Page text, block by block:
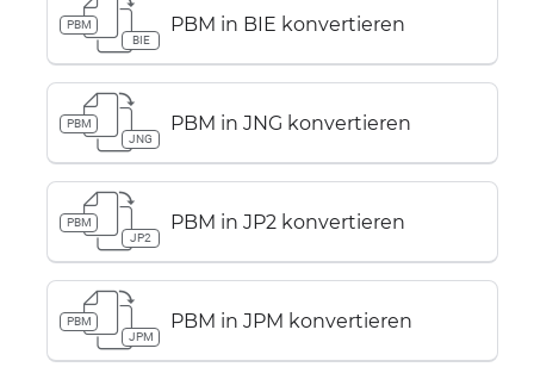
PBM
BIE
PBM in BIE konvertieren
PBM
JNG
PBM in JNG konvertieren
PBM
JP2
PBM in JP2 konvertieren
PBM
JPM
PBM in JPM konvertieren